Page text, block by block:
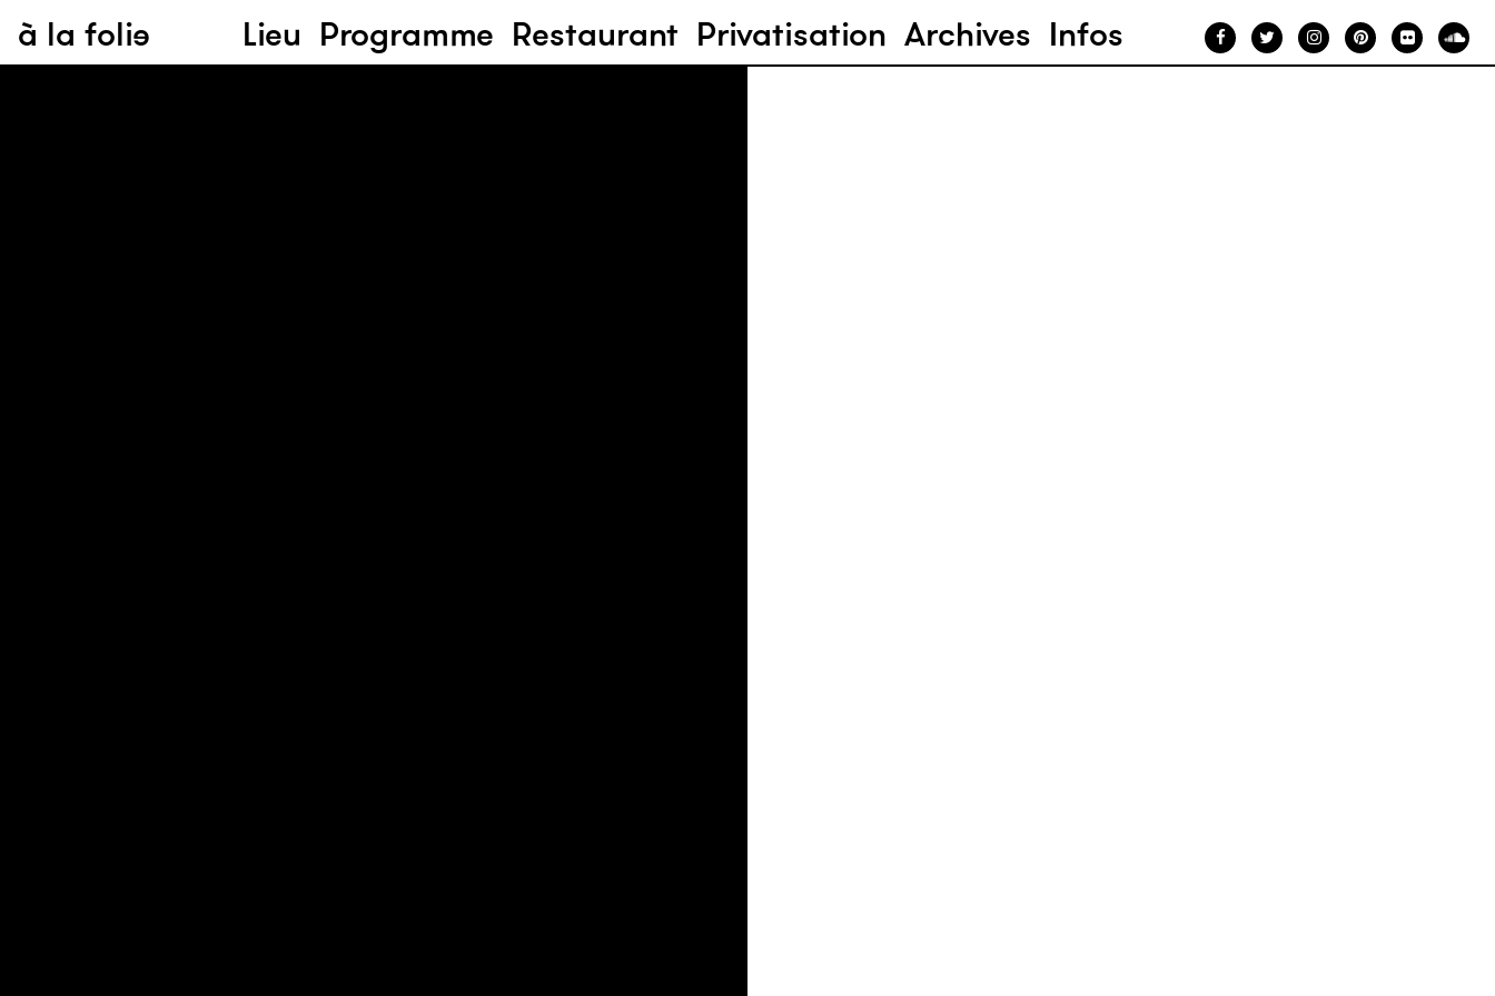
à la folie Lieu Programme Restaurant Privatisation Archives Infos